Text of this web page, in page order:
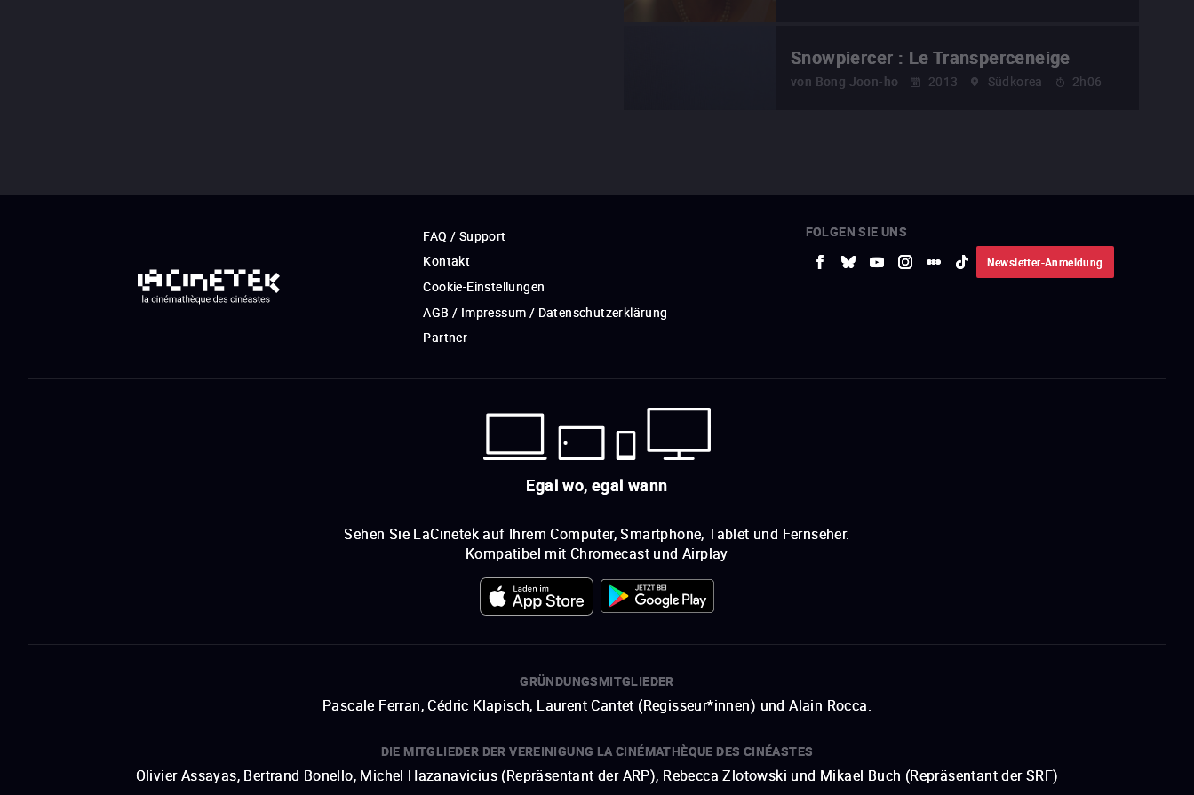
Snowpiercer : Le Transperceneige
von Bong Joon-ho 2013 Südkorea 2h06
FAQ / Support
Kontakt
Cookie-Einstellungen
AGB / Impressum / Datenschutzerklärung
Partner
FOLGEN SIE UNS
Newsletter-Anmeldung
Egal wo, egal wann
Sehen Sie LaCinetek auf Ihrem Computer, Smartphone, Tablet und Fernseher.
Kompatibel mit Chromecast und Airplay
GRÜNDUNGSMITGLIEDER
Pascale Ferran, Cédric Klapisch, Laurent Cantet (Regisseur*innen) und Alain Rocca.
DIE MITGLIEDER DER VEREINIGUNG LA CINÉMATHÈQUE DES CINÉASTES
Olivier Assayas, Bertrand Bonello, Michel Hazanavicius (Repräsentant der ARP), Rebecca Zlotowski und Mikael Buch (Repräsentant der SRF)